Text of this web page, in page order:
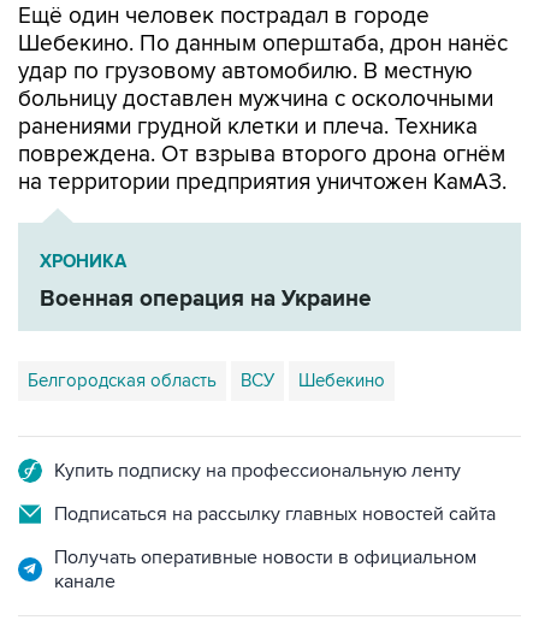
Ещё один человек пострадал в городе
Шебекино. По данным оперштаба, дрон нанёс
удар по грузовому автомобилю. В местную
больницу доставлен мужчина с осколочными
ранениями грудной клетки и плеча. Техника
повреждена. От взрыва второго дрона огнём
на территории предприятия уничтожен КамАЗ.
ХРОНИКА
Военная операция на Украине
Белгородская область ВСУ Шебекино
Купить подписку на профессиональную ленту
Подписаться на рассылку главных новостей сайта
Получать оперативные новости в официальном
канале